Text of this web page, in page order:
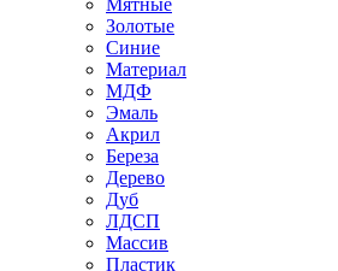
Мятные
Золотые
Синие
Материал
МДФ
Эмаль
Акрил
Береза
Дерево
Дуб
ЛДСП
Массив
Пластик